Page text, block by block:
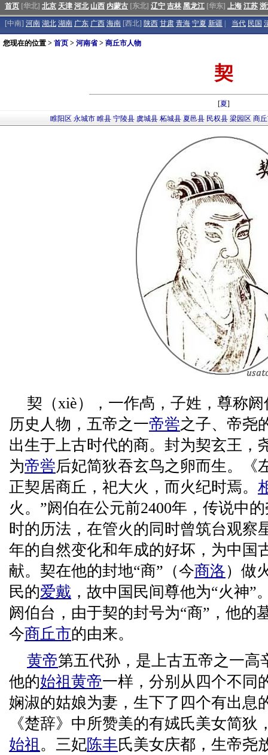
首页 [华北] 北京 天津 河北 山西 内蒙古 [东北] 辽宁 吉林 黑龙江 [华东] 上海 江苏
[中南] 河南 湖北 湖南 广东 广西 海南 [西北] 陕西 甘肃 青海 宁夏 新疆 当代 民国
您现在的位置 > 首页 > 河南省> 商丘市人物
契
[夏]
睢阳区 永城市 睢县 宁陵县 虞城县 柘城县 夏邑县 民权县 梁园区 商
契（xiè），一作卨，子姓，尊称
历史人物，五帝之一帝喾之子、帝尧
出生于上古时代的商。封为契玄王，
为帝喾后妃简狄吞玄鸟之卵而生。《
正契居商丘，祀大火，而火纪时焉。
火。”阏伯在公元前2400年，传说中
时的历法，在管火的同时曾筑台观察
年的自然变化和年成的好坏，为中国
献。契在他的封地“商”（今商洛）做
民的爱戴 ，故中国民间尊他为“火神
阏伯台，由于契的封号为“商”，他的
今商丘市的由来。
黄帝第五代孙，是上古五帝之一高
他的始祖 黄帝一样，分别从四个不同
娴淑的姑娘为妻，生下了四个有出息
《楚辞》中所赞美的有娀氏美女简
始祖 。三妃陈丰氏美女庆都，生帝尧